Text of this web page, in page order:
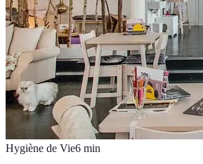
Hygiène de Vie6 min